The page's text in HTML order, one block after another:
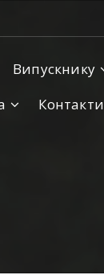
Випускнику
Контакти